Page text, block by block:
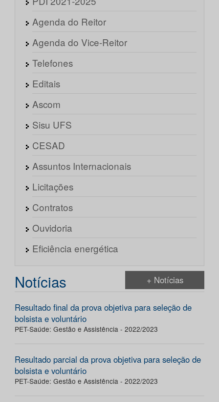
Agenda do Reitor
Agenda do Vice-Reitor
Telefones
Editais
Ascom
Sisu UFS
CESAD
Assuntos Internacionais
Licitações
Contratos
Ouvidoria
Eficiência energética
Notícias + Notícias
Resultado final da prova objetiva para seleção de
bolsista e voluntário
PET-Saúde: Gestão e Assistência - 2022/2023
Resultado parcial da prova objetiva para seleção de
bolsista e voluntário
PET-Saúde: Gestão e Assistência - 2022/2023